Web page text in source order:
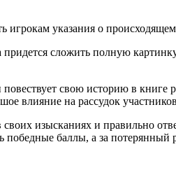
указания о
сложить полную
свою историю в
влияние на рассудок
изысканиях и правильно
баллы, а за потерянный